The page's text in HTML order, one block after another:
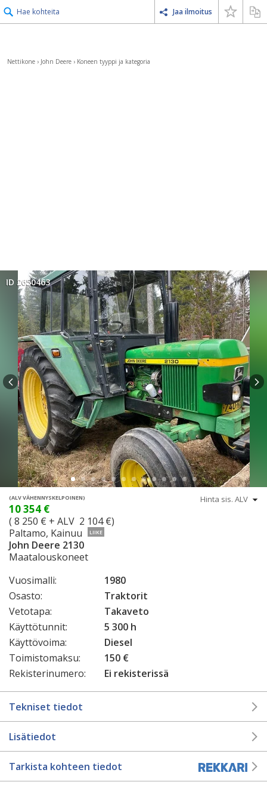
Hae kohteita Jaa ilmoitus
Nettikone › John Deere › Koneen tyyppi ja kategoria
ID 2650463
(ALV VÄHENNYSKELPOINEN)
10 354 €
( 8 250 € + ALV 2 104 €)
Paltamo, Kainuu
LIIKE
John Deere 2130
Maatalouskoneet
Vuosimalli:
1980
Osasto:
Traktorit
Vetotapa:
Takaveto
Käyttötunnit:
5 300 h
Käyttövoima:
Diesel
Toimistomaksu:
150 €
Rekisterinumero:
Ei rekisterissä
Tekniset tiedot
Lisätiedot
Tarkista kohteen tiedot